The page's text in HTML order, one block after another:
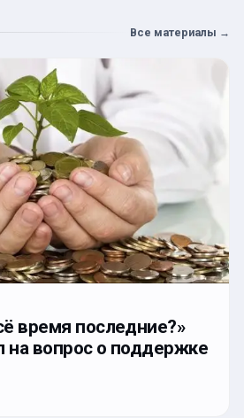
Все материалы →
время последние?»
на вопрос о поддержке